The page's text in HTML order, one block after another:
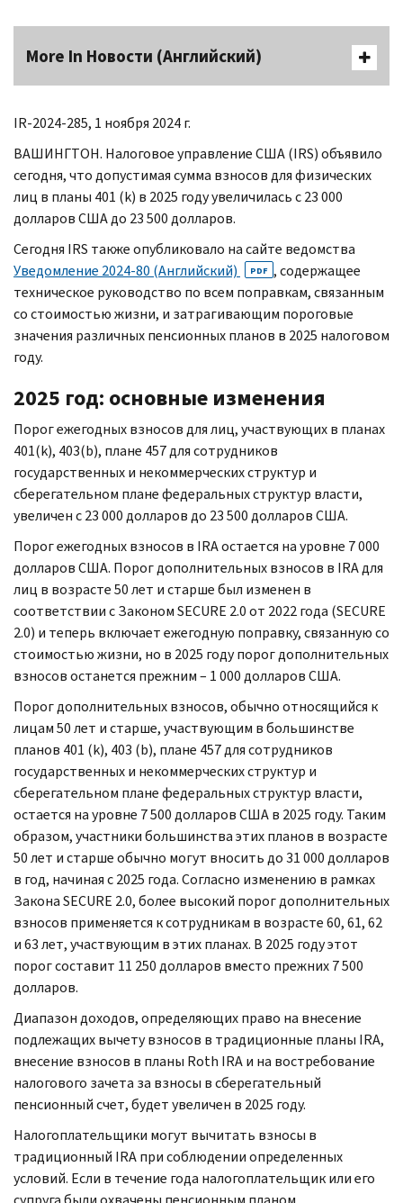
More In Новости (Английский)
IR-2024-285, 1 ноября 2024 г.
ВАШИНГТОН. Налоговое управление США (IRS) объявило
сегодня, что допустимая сумма взносов для физических
лиц в планы 401 (k) в 2025 году увеличилась с 23 000
долларов США до 23 500 долларов.
Сегодня IRS также опубликовало на сайте ведомства
Уведомление 2024-80 (Английский)
PDF , содержащее
техническое руководство по всем поправкам, связанным
со стоимостью жизни, и затрагивающим пороговые
значения различных пенсионных планов в 2025 налоговом
году.
2025 год: основные изменения
Порог ежегодных взносов для лиц, участвующих в планах
401(k), 403(b), плане 457 для сотрудников
государственных и некоммерческих структур и
сберегательном плане федеральных структур власти,
увеличен с 23 000 долларов до 23 500 долларов США.
Порог ежегодных взносов в IRAостается на уровне 7 000
долларов США. Порог дополнительных взносов в IRAдля
лиц в возрасте 50 лет и старше был изменен в
соответствии с ЗакономSECURE 2.0 от 2022 года (SECURE
2.0) и теперь включает ежегодную поправку, связанную со
стоимостью жизни, но в 2025 году порог дополнительных
взносов останется прежним – 1 000 долларов США.
Порог дополнительных взносов, обычно относящийся к
лицам 50 лет и старше, участвующим в большинстве
планов 401 (k), 403 (b), плане 457 для сотрудников
государственных и некоммерческих структур и
сберегательном плане федеральных структур власти,
остается на уровне 7 500 долларов США в 2025 году. Таким
образом, участники большинства этих планов в возрасте
50 лет и старше обычно могут вносить до 31 000 долларов
в год, начиная с 2025 года. Согласно изменению в рамках
ЗаконаSECURE 2.0, более высокий порог дополнительных
взносов применяется к сотрудникам в возрасте 60, 61, 62
и 63 лет, участвующим в этих планах. В 2025 году этот
порог составит 11 250 долларов вместо прежних 7 500
долларов.
Диапазон доходов, определяющих право на внесение
подлежащих вычету взносов в традиционные планы IRA,
внесение взносов в планы Roth IRAи на востребование
налогового зачета за взносы в сберегательный
пенсионный счет, будет увеличен в 2025 году.
Налогоплательщики могут вычитать взносы в
традиционный IRAпри соблюдении определенных
условий. Если в течение года налогоплательщик или его